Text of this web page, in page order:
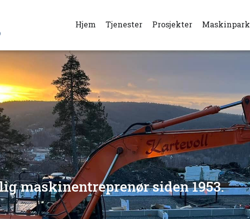
Hjem Tjenester Prosjekter Maskinpark
maskinentreprenør siden 1953.